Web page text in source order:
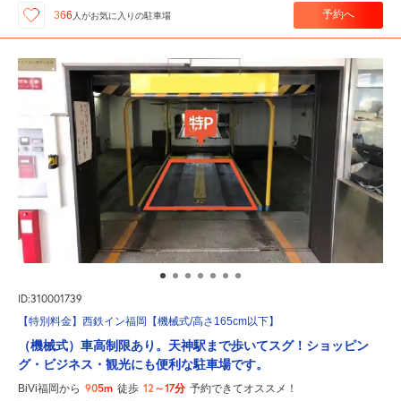
366 人がお気に入りの駐車場 予約へ
ID:310001739
【特別料金】西鉄イン福岡【機械式/高さ165cm以下】
（機械式）車高制限あり。天神駅まで歩いてスグ！ショッピン
グ・ビジネス・観光にも便利な駐車場です。
BiVi福岡から 905m 徒歩 12～17分 予約できてオススメ！